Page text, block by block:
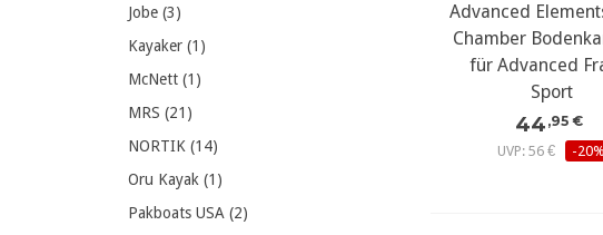
Jobe (3)
Kayaker (1)
McNett (1)
MRS (21)
NORTIK (14)
Oru Kayak (1)
Pakboats USA (2)
mehr Details...
Advanced
Chamber
für Advanced
Sport
44 ,95 €
UVP: 56 €
-20%